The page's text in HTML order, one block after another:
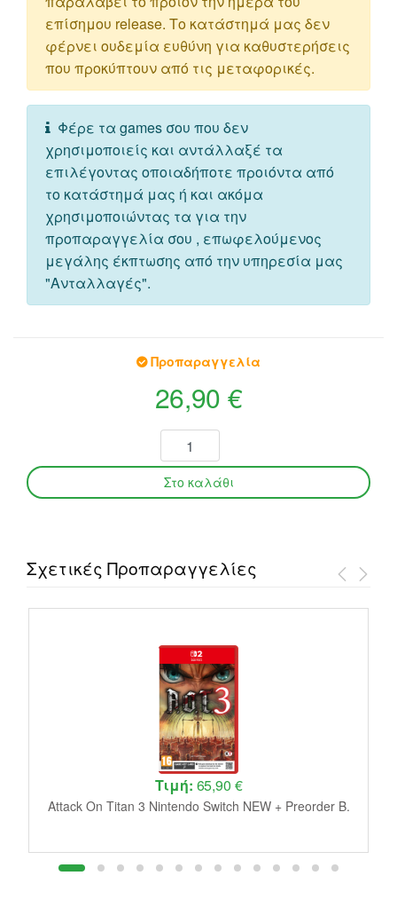
επίσημου release. Το κατάστημά μας δεν
φέρνει ουδεμία ευθύνη για καθυστερήσεις
που προκύπτουν από τις μεταφορικές.
Φέρε τα games σου που δεν
χρησιμοποιείς και αντάλλαξέ τα
επιλέγοντας οποιαδήποτε προιόντα από
το κατάστημά μας ή και ακόμα
χρησιμοποιώντας τα για την
προπαραγγελία σου , επωφελούμενος
μεγάλης έκπτωσης από την υπηρεσία μας
"Ανταλλαγές".
Προπαραγγελία
26,90 €
Σχετικές Προπαραγγελίες
Τιμή: 65,90 €
Attack On Titan 3 Nintendo Switch NEW + Preorder B.